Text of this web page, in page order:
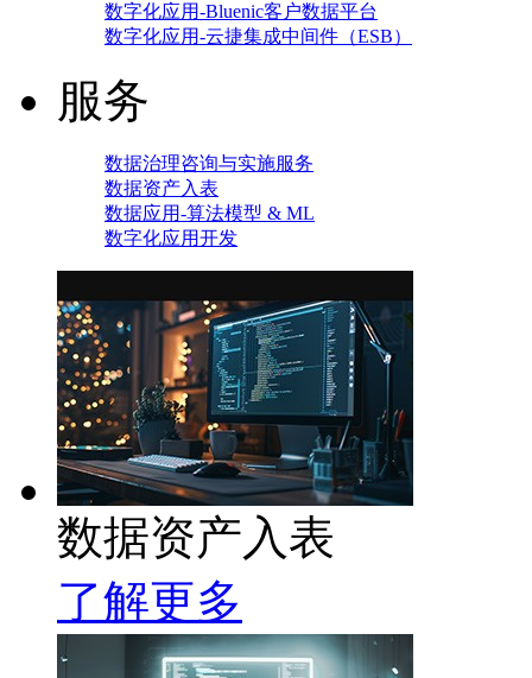
数字化应用-Bluenic客户数据平台
数字化应用-云捷集成中间件（ESB）
服务
数据治理咨询与实施服务
数据资产入表
数据应用-算法模型 & ML
数字化应用开发
数据资产入表
了解更多